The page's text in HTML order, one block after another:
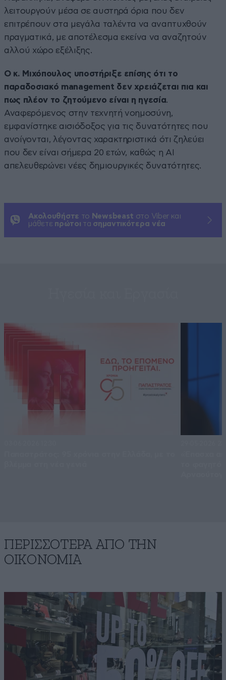
λειτουργούν μέσα σε αυστηρά όρια που δεν
επιτρέπουν στα μεγάλα ταλέντα να αναπτυχθούν
πραγματικά, με αποτέλεσμα εκείνα να αναζητούν
αλλού χώρο εξέλιξης.
Ο κ. Μιχόπουλος υποστήριξε επίσης ότι το
παραδοσιακό management δεν χρειάζεται πια και
πως πλέον το ζητούμενο είναι η ηγεσία.
Αναφερόμενος στην τεχνητή νοημοσύνη,
εμφανίστηκε αισιόδοξος για τις δυνατότητες που
ανοίγονται, λέγοντας χαρακτηριστικά ότι ζηλεύει
που δεν είναι σήμερα 20 ετών, καθώς η AI
απελευθερώνει νέες δημιουργικές δυνατότητες.
Ακολουθήστε το Newsbeast στο Viber και
μάθετε πρώτοι τα σημαντικότερα νέα
ΠΕΡΙΣΣΟΤΕΡΑ ΑΠΟ ΤΗΝ
ΟΙΚΟΝΟΜΙΑ